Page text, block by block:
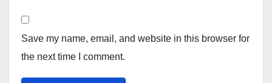
Save my name, email, and website in this browser for
the next time I comment.